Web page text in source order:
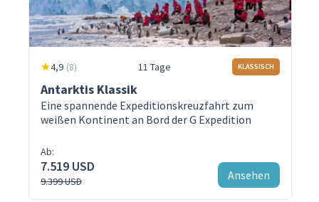
4,9 (8) 11 Tage KLASSISCH
Antarktis Klassik
Eine spannende Expeditionskreuzfahrt zum
weißen Kontinent an Bord der G Expedition
Ab:
7.519 USD
9.399 USD Ansehen